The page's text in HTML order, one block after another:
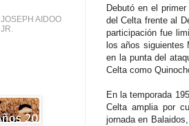
Debutó en el
del Celta frente al
participación fue
los años siguientes
en la punta del
Celta como
En la temporada
Celta amplia por
jornada en
JOSEPH AIDOO
JR.